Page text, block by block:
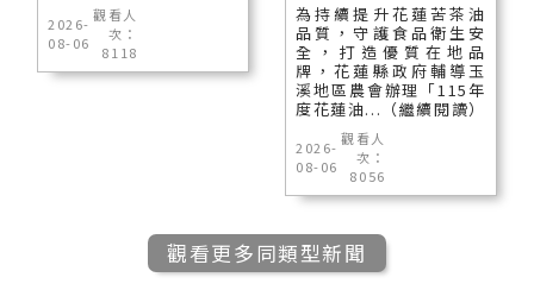
2026-
08-06
觀看人
次：
8118
為持續提升花蓮苦茶油
品質，守護食品衛生安
全，打造優質在地品
牌，花蓮縣政府輔導玉
溪地區農會辦理「115年
度花蓮油...（繼續閱讀）
2026-
08-06
觀看人
次：
8056
觀看更多同類型新聞